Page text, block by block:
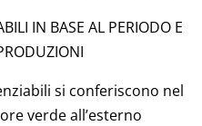
IN BASE AL PERIODO E
si conferiscono nel
verde all’esterno